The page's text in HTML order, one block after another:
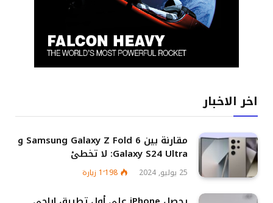
اخر الاخبار
مقارنة بين Samsung Galaxy Z Fold 6 و
Galaxy S24 Ultra: لا تخطئ
25 يوليو, 2024 1٬198 زيارة